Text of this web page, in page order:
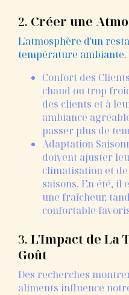
2. Créer une
L'atmosphère d'un
température ambiante.
Confort des
chaud ou trop
des clients et à
ambiance
passer plus de
Adaptation
doivent ajuster
climatisation et
saisons. En été, il
une fraîcheur,
confortable
3. L'Impact de La
Goût
Des recherches
aliments influence